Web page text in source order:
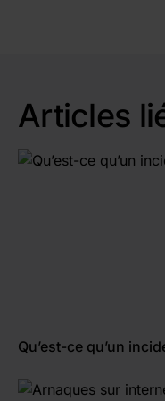
lorsque le
Articles
Qu’est-ce qu’un